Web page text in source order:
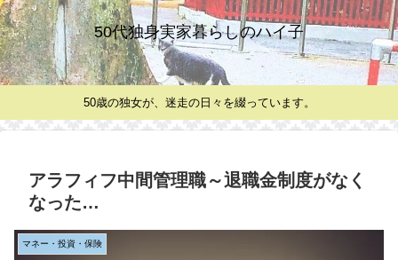
50代独身実家暮らしのハイ子
50歳の独女が、迷走の日々を綴っています。
アラフィフ中間管理職～退職金制度がなく
なった…
マネー・投資・保険